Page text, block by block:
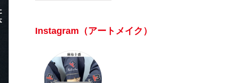
Instagram（アートメイク）